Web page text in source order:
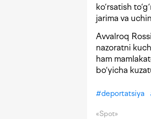
ko‘rsatish
jarima va
Avvalroq
nazoratni
ham
bo‘yicha
#deportatsiya
«Spot»